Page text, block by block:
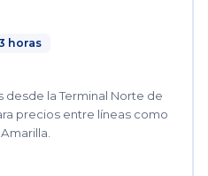
horas
desde la Terminal Norte de
precios entre líneas como